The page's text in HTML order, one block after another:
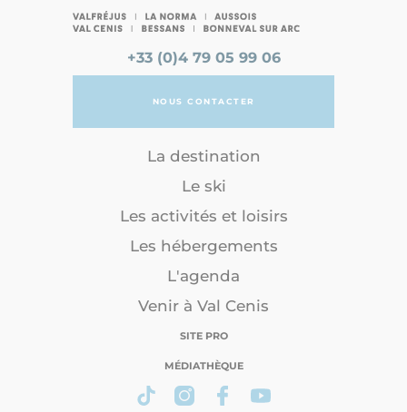
+33 (0)4 79 05 99 06
NOUS CONTACTER
La destination
Le ski
Les activités et loisirs
Les hébergements
L'agenda
Venir à Val Cenis
SITE PRO
MÉDIATHÈQUE